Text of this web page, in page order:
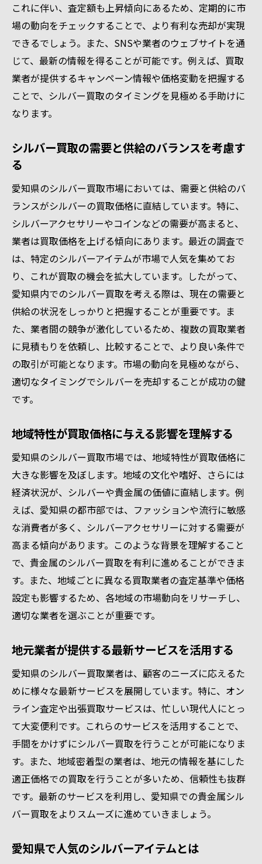
消費者のニーズに応える新たな買取サービ
ス
トレンドに敏感な買取業者を選ぶコツ
シルバー買取業界で注目すべき愛知県の動向
地域特有の市場特性を理解する
地元経済の状況が買取市場に与える影響
及効果
地元メディアが報じるシルバー買取ニュー
ス
愛知県のシルバーコレクターの動向を追う
国際市場が愛知県のシルバー買取に与える影響
とは
国際相場の変動をチェックする
貴金属の輸出入が及ぼす買取への影響
世界経済の動向がシルバー価格に与える影
響
海外市場のトレンドを取り入れる方法
地元情報を活用してシルバー買取を有利に進め
る方法
地元業者の評判をチェックする
愛知県の買取イベントを利用する
地域コミュニティとの連携で買取情報を得
る
地元ニュースから得る買取最新情報
愛知県特有のシルバー買取テクニック
口コミを活用した信頼できる業者選び
愛知県でシルバー買取を成功させるための秘訣
成功の鍵は情報収集にあり
買取価格交渉のポイント
地域密着型サービスの活用法
愛知県での取引成功事例を学ぶ
買取シーズンの見極め方
シルバーアイテムのメンテナンス方法
貴金属のシルバー買取で利益を最大化するため
のタイミング
市場価格が上がるタイミングを見極める
愛知県の買取業者が提供する特典を活かす
時期による買取価格の変動を把握する
これに伴い、査定額も上昇傾向にあるため、定期的に市
場の動向をチェックすることで、より有利な売却が実現
できるでしょう。また、SNSや業者のウェブサイトを通
じて、最新の情報を得ることが可能です。例えば、買取
業者が提供するキャンペーン情報や価格変動を把握する
ことで、シルバー買取のタイミングを見極める手助けに
なります。
シルバー買取の需要と供給のバランスを考慮す
る
愛知県のシルバー買取市場においては、需要と供給のバ
ランスがシルバーの買取価格に直結しています。特に、
シルバーアクセサリーやコインなどの需要が高まると、
業者は買取価格を上げる傾向にあります。最近の調査で
は、特定のシルバーアイテムが市場で人気を集めてお
り、これが買取の機会を拡大しています。したがって、
愛知県内でのシルバー買取を考える際は、現在の需要と
供給の状況をしっかりと把握することが重要です。ま
た、業者間の競争が激化しているため、複数の買取業者
に見積もりを依頼し、比較することで、より良い条件で
の取引が可能となります。市場の動向を見極めながら、
適切なタイミングでシルバーを売却することが成功の鍵
です。
地域特性が買取価格に与える影響を理解する
愛知県のシルバー買取市場では、地域特性が買取価格に
大きな影響を及ぼします。地域の文化や嗜好、さらには
経済状況が、シルバーや貴金属の価値に直結します。例
えば、愛知県の都市部では、ファッションや流行に敏感
な消費者が多く、シルバーアクセサリーに対する需要が
高まる傾向があります。このような背景を理解すること
で、貴金属のシルバー買取を有利に進めることができま
す。また、地域ごとに異なる買取業者の査定基準や価格
設定も影響するため、各地域の市場動向をリサーチし、
適切な業者を選ぶことが重要です。
地元業者が提供する最新サービスを活用する
愛知県のシルバー買取業者は、顧客のニーズに応えるた
めに様々な最新サービスを展開しています。特に、オン
ライン査定や出張買取サービスは、忙しい現代人にとっ
て大変便利です。これらのサービスを活用することで、
手間をかけずにシルバー買取を行うことが可能になりま
す。また、地域密着型の業者は、地元の情報を基にした
適正価格での買取を行うことが多いため、信頼性も抜群
です。最新のサービスを利用し、愛知県での貴金属シル
バー買取をよりスムーズに進めていきましょう。
愛知県で人気のシルバーアイテムとは